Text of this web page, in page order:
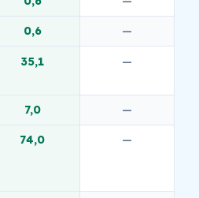
0,6 —
35,1 —
7,0 —
74,0 —